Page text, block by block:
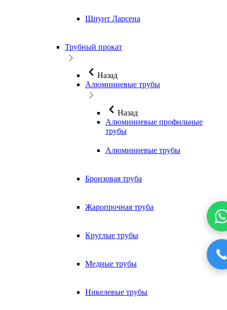
Шпунт Ларсена
Трубный прокат
Назад
Алюминиевые трубы
Назад
Алюминиевые профильные
трубы
Алюминиевые трубы
Бронзовая труба
Жаропрочная труба
Круглые трубы
Медные трубы
Никелевые трубы